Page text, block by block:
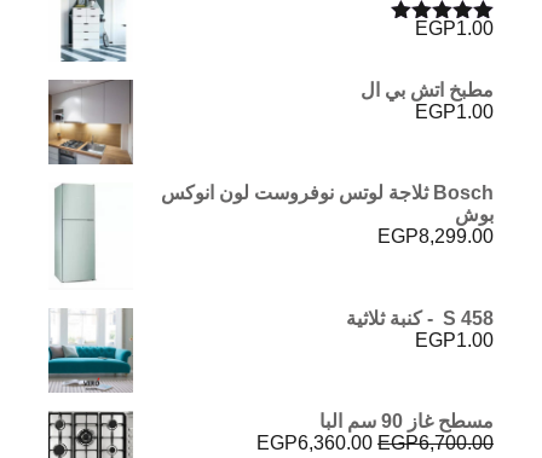
تم التقييم
EGP1.00
مطبخ اتش بي ال
EGP1.00
Bosch ثلاجة لوتس نوفروست لون انوكس
بوش
EGP8,299.00
S 458 - كنبة ثلاثية
EGP1.00
مسطح غاز 90 سم البا
EGP6,700.00
السعر
EGP6,360.00